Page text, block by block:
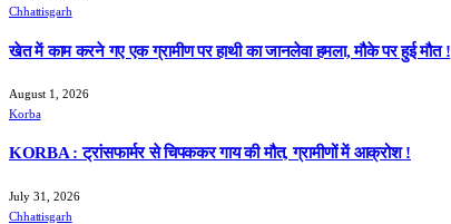
Chhattisgarh
खेत में काम करने गए एक ग्रामीण पर हाथी का जानलेवा हमला, मौके पर हुई मौत !
August 1, 2026
Korba
KORBA : ट्रांसफार्मर से चिपककर गाय की मौत, ग्रामीणों में आक्रोश !
July 31, 2026
Chhattisgarh